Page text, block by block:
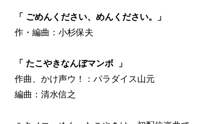
「 ごめんください、めんください。」
作・編曲：小杉保夫
「 たこやきなんぼマンボ 」
作曲、かけ声ウ！：パラダイス山元
編曲：清水信之